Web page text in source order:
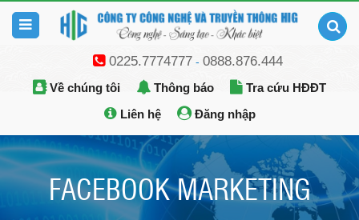
0225.7774777- 0888.876.444
Về chúng tôi Thông báo
Tra cứu HĐĐT
Liên hệ
Đăng nhập
FACEBOOK MARKETING